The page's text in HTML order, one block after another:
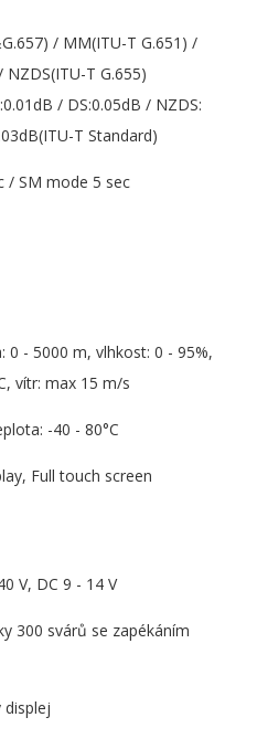
/ MM(ITU-T G.651) /
NZDS(ITU-T G.655)
/ DS:0.05dB / NZDS:
T Standard)
/ SM mode 5 sec
0 - 5000 m, vlhkost: 0 - 95%,
vítr: max 15 m/s
-40 - 80°C
Full touch screen
V, DC 9 - 14 V
300 svárů se zapékáním